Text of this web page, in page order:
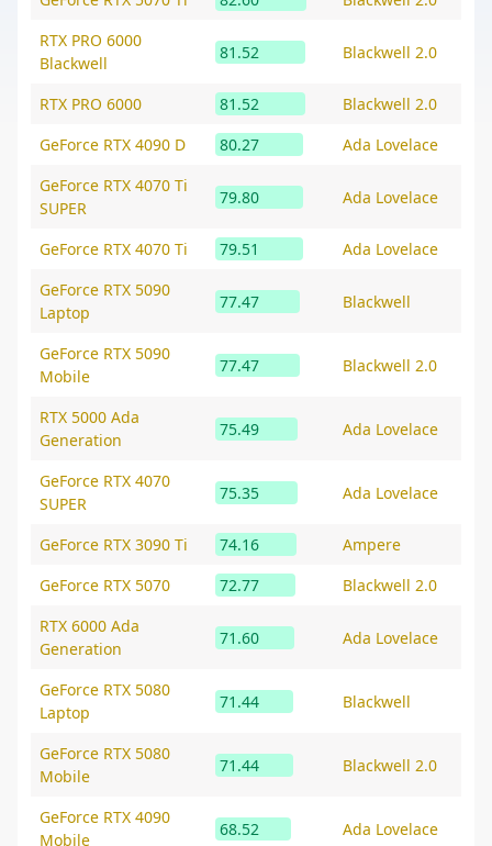
RTX PRO 6000
Blackwell
81.52 Blackwell 2.0
RTX PRO 6000 81.52
Blackwell 2.0
GeForce RTX 4090 D
80.27
Ada Lovelace
GeForce RTX 4070 Ti
SUPER
79.80 Ada Lovelace
GeForce RTX 4070 Ti 79.51
Ada Lovelace
GeForce RTX 5090
Laptop
77.47 Blackwell
GeForce RTX 5090
Mobile
77.47 Blackwell 2.0
RTX 5000 Ada
Generation
75.49 Ada Lovelace
GeForce RTX 4070
SUPER
75.35 Ada Lovelace
GeForce RTX 3090 Ti 74.16
Ampere
GeForce RTX 5070
72.77
Blackwell 2.0
RTX 6000 Ada
Generation
71.60 Ada Lovelace
GeForce RTX 5080
Laptop
71.44 Blackwell
GeForce RTX 5080
Mobile
71.44 Blackwell 2.0
GeForce RTX 4090
Mobile
68.52 Ada Lovelace